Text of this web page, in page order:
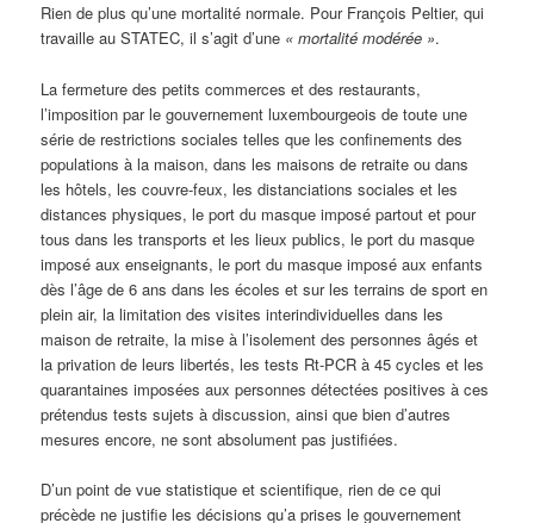
Rien de plus qu’une mortalité normale. Pour François Peltier, qui
travaille au STATEC, il s’agit d’une « mortalité modérée ».
La fermeture des petits commerces et des restaurants,
l’imposition par le gouvernement luxembourgeois de toute une
série de restrictions sociales telles que les confinements des
populations à la maison, dans les maisons de retraite ou dans
les hôtels, les couvre-feux, les distanciations sociales et les
distances physiques, le port du masque imposé partout et pour
tous dans les transports et les lieux publics, le port du masque
imposé aux enseignants, le port du masque imposé aux enfants
dès l’âge de 6 ans dans les écoles et sur les terrains de sport en
plein air, la limitation des visites interindividuelles dans les
maison de retraite, la mise à l’isolement des personnes âgés et
la privation de leurs libertés, les tests Rt-PCR à 45 cycles et les
quarantaines imposées aux personnes détectées positives à ces
prétendus tests sujets à discussion, ainsi que bien d’autres
mesures encore, ne sont absolument pas justifiées.
D’un point de vue statistique et scientifique, rien de ce qui
précède ne justifie les décisions qu’a prises le gouvernement